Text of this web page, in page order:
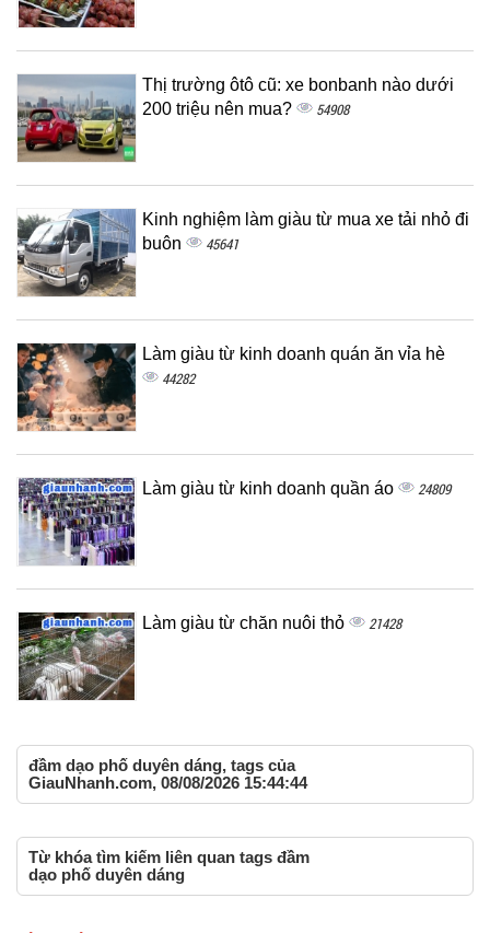
Thị trường ôtô cũ: xe bonbanh nào dưới
200 triệu nên mua?
54908
Kinh nghiệm làm giàu từ mua xe tải nhỏ đi
buôn
45641
Làm giàu từ kinh doanh quán ăn vỉa hè
44282
Làm giàu từ kinh doanh quần áo 24809
Làm giàu từ chăn nuôi thỏ 21428
đầm dạo phố duyên dáng, tags của
GiauNhanh.com, 08/08/2026 15:44:44
Từ khóa tìm kiếm liên quan tags đầm
dạo phố duyên dáng